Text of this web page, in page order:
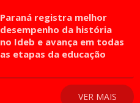
Paraná registra melhor
desempenho da história
no Ideb e avança em todas
as etapas da educação
VER MAIS